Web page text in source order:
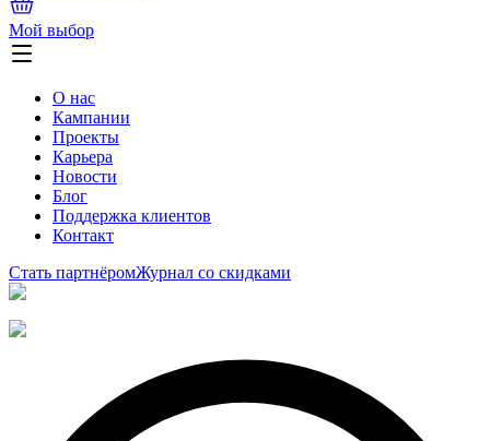
Мой выбор
О нас
Кампании
Проекты
Карьера
Новости
Блог
Поддержка клиентов
Контакт
Стать партнёромЖурнал со скидками